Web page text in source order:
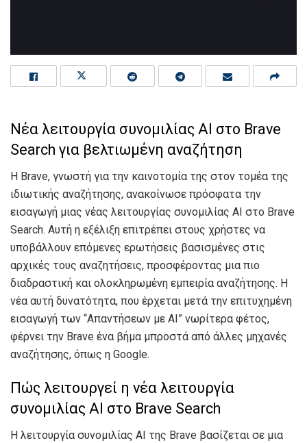
Νέα λειτουργία συνομιλίας AI στο Brave
Search για βελτιωμένη αναζήτηση
Η Brave, γνωστή για την καινοτομία της στον τομέα της
ιδιωτικής αναζήτησης, ανακοίνωσε πρόσφατα την
εισαγωγή μιας νέας λειτουργίας συνομιλίας AI στο Brave
Search. Αυτή η εξέλιξη επιτρέπει στους χρήστες να
υποβάλλουν επόμενες ερωτήσεις βασισμένες στις
αρχικές τους αναζητήσεις, προσφέροντας μια πιο
διαδραστική και ολοκληρωμένη εμπειρία αναζήτησης. Η
νέα αυτή δυνατότητα, που έρχεται μετά την επιτυχημένη
εισαγωγή των “Απαντήσεων με AI” νωρίτερα φέτος,
φέρνει την Brave ένα βήμα μπροστά από άλλες μηχανές
αναζήτησης, όπως η Google.
Πώς λειτουργεί η νέα λειτουργία
συνομιλίας AI στο Brave Search
Η λειτουργία συνομιλίας AI της Brave βασίζεται σε μια